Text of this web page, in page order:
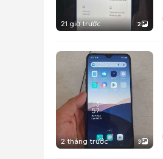
21 giờ trước 2
2 tháng trước 3